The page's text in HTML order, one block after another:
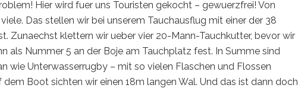
Hier wird fuer uns Touristen gekocht – gewuerzfrei! Von
Das stellen wir bei unserem Tauchausflug mit einer der 38
Zunaechst klettern wir ueber vier 20-Mann-Tauchkutter, bevor wir
als Nummer 5 an der Boje am Tauchplatz fest. In Summe sind
wie Unterwasserrugby – mit so vielen Flaschen und Flossen
Boot sichten wir einen 18m langen Wal. Und das ist dann doch